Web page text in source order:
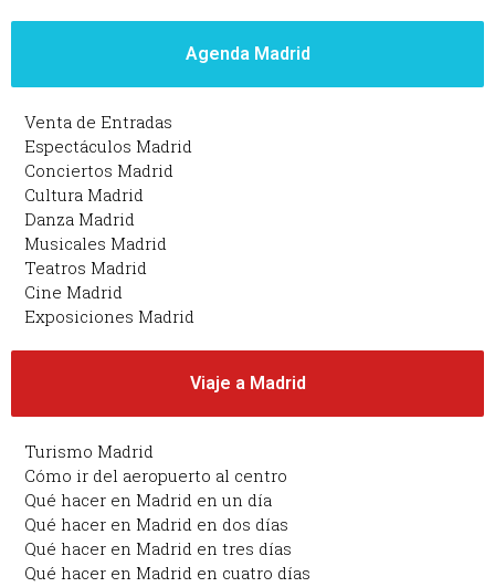
Agenda Madrid
Venta de Entradas
Espectáculos Madrid
Conciertos Madrid
Cultura Madrid
Danza Madrid
Musicales Madrid
Teatros Madrid
Cine Madrid
Exposiciones Madrid
Viaje a Madrid
Turismo Madrid
Cómo ir del aeropuerto al centro
Qué hacer en Madrid en un día
Qué hacer en Madrid en dos días
Qué hacer en Madrid en tres días
Qué hacer en Madrid en cuatro días